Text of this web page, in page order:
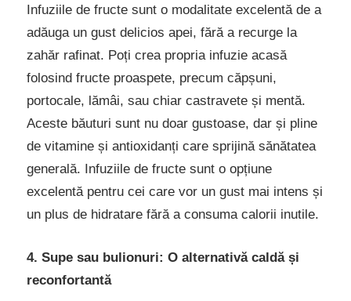
Infuziile de fructe sunt o modalitate excelentă de a
adăuga un gust delicios apei, fără a recurge la
zahăr rafinat. Poți crea propria infuzie acasă
folosind fructe proaspete, precum căpșuni,
portocale, lămâi, sau chiar castravete și mentă.
Aceste băuturi sunt nu doar gustoase, dar și pline
de vitamine și antioxidanți care sprijină sănătatea
generală. Infuziile de fructe sunt o opțiune
excelentă pentru cei care vor un gust mai intens și
un plus de hidratare fără a consuma calorii inutile.
4. Supe sau bulionuri: O alternativă caldă și
reconfortantă